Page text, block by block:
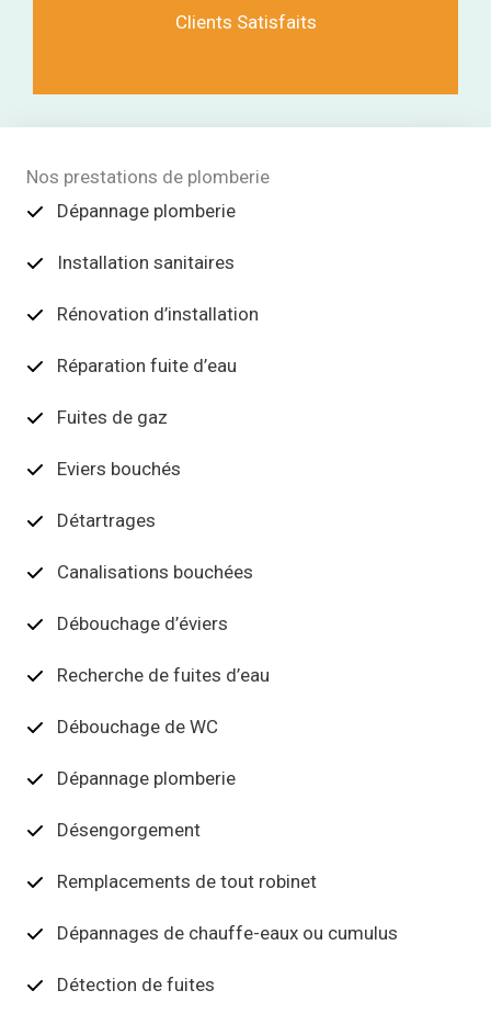
Clients Satisfaits
Nos prestations de plomberie
Dépannage plomberie
Installation sanitaires
Rénovation d’installation
Réparation fuite d’eau
Fuites de gaz
Eviers bouchés
Détartrages
Canalisations bouchées
Débouchage d’éviers
Recherche de fuites d’eau
Débouchage de WC
Dépannage plomberie
Désengorgement
Remplacements de tout robinet
Dépannages de chauffe-eaux ou cumulus
Détection de fuites